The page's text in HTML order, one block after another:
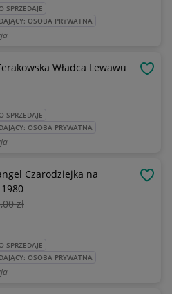
SPRZEDAJE
OSOBA PRYWATNA
Władca Lewawu
SPRZEDAJE
OSOBA PRYWATNA
Czarodziejka na
,00 zł
SPRZEDAJE
OSOBA PRYWATNA